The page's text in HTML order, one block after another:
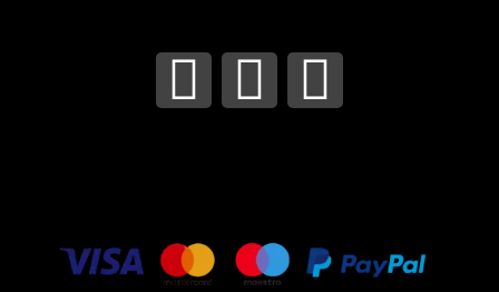
I
n
t
T
w
t
F
a
e